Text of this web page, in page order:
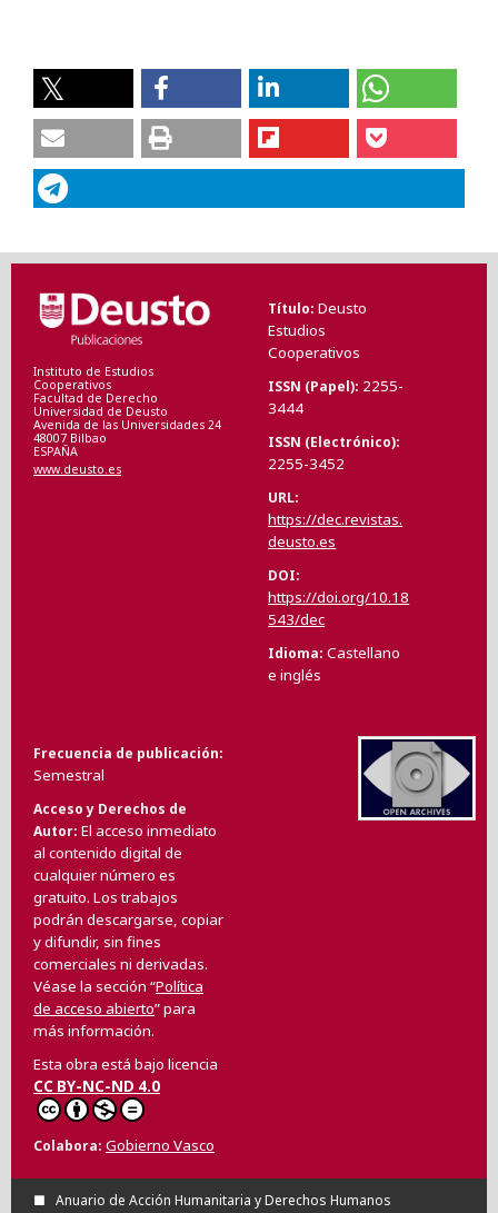
Instituto de Estudios
Cooperativos
Facultad de Derecho
Universidad de Deusto
Avenida de las Universidades 24
48007 Bilbao
ESPAÑA
www.deusto.es
Título Deusto
Estudios
Cooperativos
ISSN (Papel) 2255-
3444
ISSN (Electrónico)
2255-3452
URL
https://dec.revistas.
deusto.es
DOI
https://doi.org/10.18
543/dec
Idioma Castellano
e inglés
Frecuencia de publicación
Semestral
Acceso y Derechos de
Autor El acceso inmediato
al contenido digital de
cualquier número es
gratuito. Los trabajos
podrán descargarse, copiar
y difundir, sin fines
comerciales ni derivadas.
Véase la sección “Política
de acceso abierto” para
más información.
Esta obra está bajo licencia
CC BY-NC-ND 4.0
Colabora Gobierno Vasco
Anuario de Acción Humanitaria y Derechos Humanos